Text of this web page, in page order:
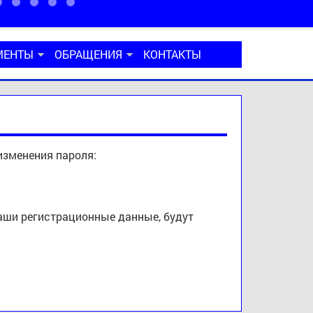
ОБРАЩЕНИЯ КОНТАКТЫ
пароля:
регистрационные данные, будут